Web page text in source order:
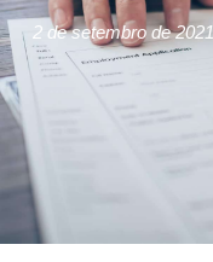
2 de setembro de 2021